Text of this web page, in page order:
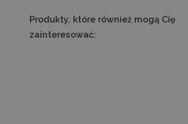
Produkty, które również mogą Cię
zainteresować: